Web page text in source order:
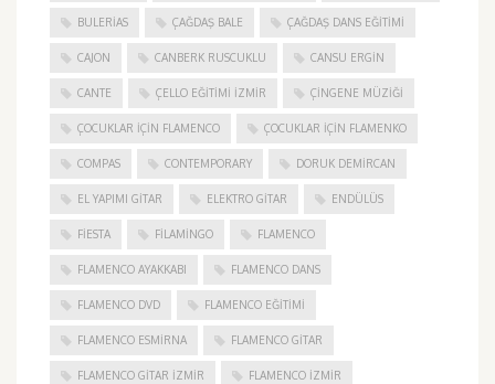
BULERIAS ÇAĞDAŞ BALE ÇAĞDAŞ DANS EĞITIMI
CAJON CANBERK RUSCUKLU CANSU ERGIN
CANTE ÇELLO EĞITIMI İZMIR ÇINGENE MÜZIĞI
ÇOCUKLAR IÇIN FLAMENCO ÇOCUKLAR IÇIN FLAMENKO
COMPAS CONTEMPORARY DORUK DEMIRCAN
EL YAPIMI GITAR ELEKTRO GITAR ENDÜLÜS
FIESTA FILAMINGO FLAMENCO
FLAMENCO AYAKKABI FLAMENCO DANS
FLAMENCO DVD FLAMENCO EĞITIMI
FLAMENCO ESMIRNA FLAMENCO GITAR
FLAMENCO GITAR İZMIR FLAMENCO IZMIR